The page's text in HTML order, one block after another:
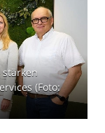
stärken
(Foto: